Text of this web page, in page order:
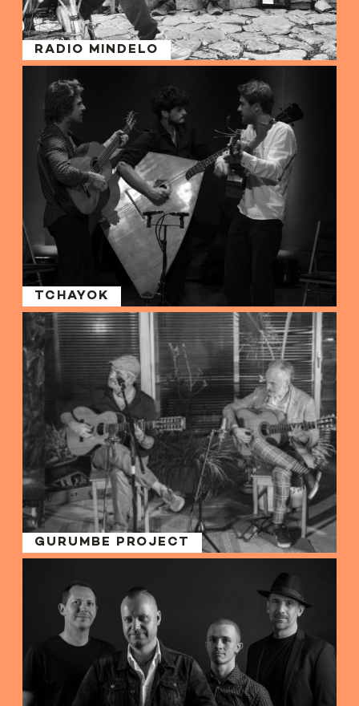
RADIO MINDELO
TCHAYOK
GURUMBE PROJECT